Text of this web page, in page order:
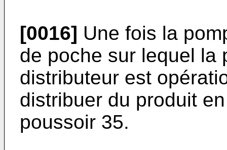
[0016] Une fois la
de poche sur lequel la
distributeur est
distribuer du produit
poussoir 35.